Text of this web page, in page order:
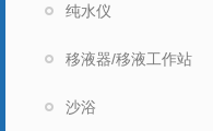
纯水仪
移液器/移液工作站
沙浴